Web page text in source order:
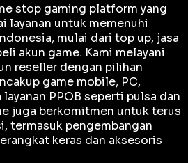
stop gaming platform yang
layanan untuk memenuhi
mulai dari top up, jasa
akun game. Kami melayani
reseller dengan pilihan
game mobile, PC,
PPOB seperti pulsa dan
juga berkomitmen untuk terus
termasuk pengembangan
keras dan aksesoris